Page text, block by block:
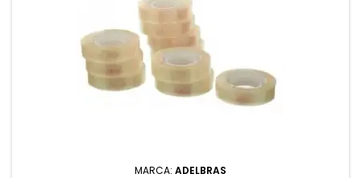
MARCA: ADELBRAS